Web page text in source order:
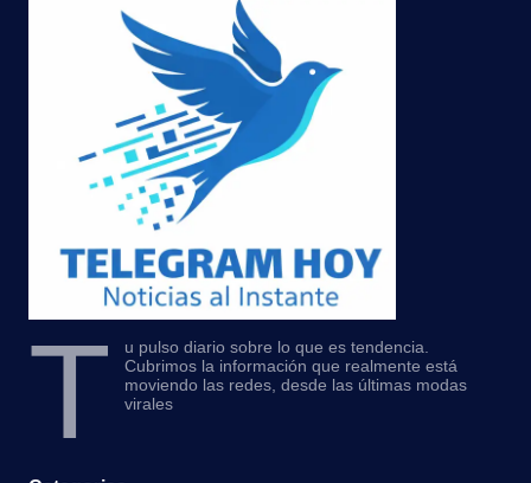
T
u pulso diario sobre lo que es tendencia.
Cubrimos la información que realmente está
moviendo las redes, desde las últimas modas
virales